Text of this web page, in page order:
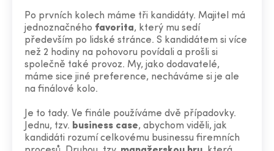
Po prvních kolech máme tři kandidáty. Majitel má
jednoznačného favorita, který mu sedí
především po lidské stránce. S kandidátem si více
než 2 hodiny na pohovoru povídali a prošli si
společně také provoz. My, jako dodavatelé,
máme sice jiné preference, necháváme si je ale
na finálové kolo.
Je to tady. Ve finále používáme dvě případovky.
Jednu, tzv. business case, abychom viděli, jak
kandidáti rozumí celkovému businessu firemních